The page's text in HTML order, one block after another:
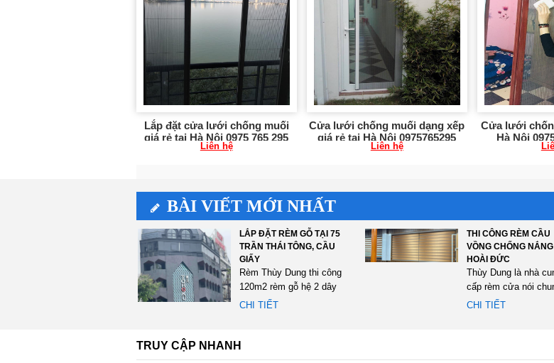
Lắp đặt cửa lưới chống muối
giá rẻ tại Hà Nội 0975 765 295
CL06
Liên hệ
Cửa lưới chống muối dạng xếp
giá rẻ tại Hà Nội 0975765295
CL05
Liên hệ
Cửa lưới
Hà Nội
BÀI VIẾT MỚI NHẤT
LẮP ĐẶT RÈM GỖ TẠI 75
TRẦN THÁI TÔNG, CẦU
GIẤY
Rèm Thùy Dung thi công
120m2 rèm gỗ hệ 2 dây
màu đen tại 75 Trần Thái
CHI TIẾT
THI CÔNG RÈM CẦU
VỒNG CHỐNG NẮNG
HOÀI ĐỨC
Thùy Dung là nhà
cấp rèm cửa nói
rèm cầu vồng nói
CHI TIẾT
TRUY CẬP NHANH